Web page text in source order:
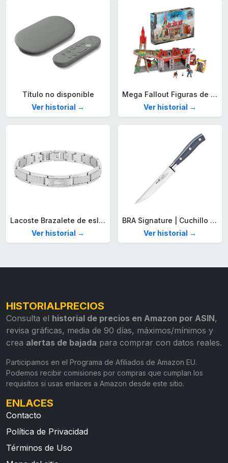
Título no disponible
Ver historial →
Mega Fallout Figuras de acción y Juguetes de construcción, Parada de Camiones Red Rocket con 824 Piezas, 2 Personajes articulados y Accesorios, para coleccionistas, HXT00
Ver historial →
Lacoste Brazalete de eslabón para Hombre Colección STENCIL de Acero inoxidable
Ver historial →
BRA Signature | Cuchillo tomatero 120 mm, Acero Inoxidable alemán forjado con Molibdeno Vanadio, Mango Remachado ABS, Diseño Ergonómico, Hoja 1,6 mm espesor
Ver historial →
HISTORIALPRECIOS
Consulta el historial de precios en Amazon por ASIN,
revisa gráficas, media de 90 días, máximos/mínimos y
crea alertas de bajada para comprar con datos reales.
Participamos en el Programa de Afiliados de Amazon EU.
Podemos recibir comisiones por compras que cumplan los
requisitos si usas enlaces a Amazon desde este sitio.
ENLACES
Contacto
Política de Privacidad
Términos de Uso